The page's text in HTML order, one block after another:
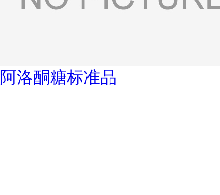
阿洛酮糖标准品